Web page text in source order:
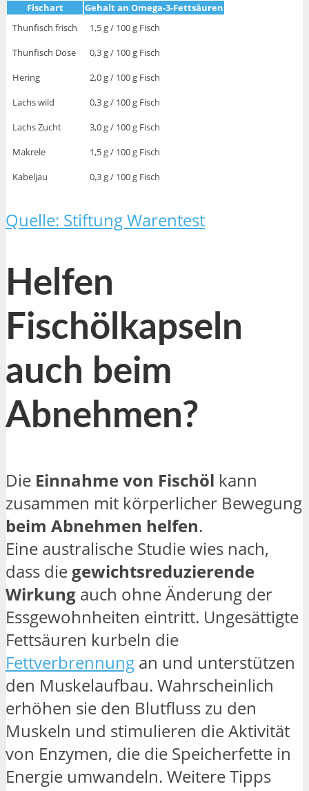
Fischart
Gehalt an Omega-3-Fettsäuren
Thunfisch frisch
1,5 g / 100 g Fisch
Thunfisch Dose
0,3 g / 100 g Fisch
Hering
2,0 g / 100 g Fisch
Lachs wild
0,3 g / 100 g Fisch
Lachs Zucht
3,0 g / 100 g Fisch
Makrele
1,5 g / 100 g Fisch
Kabeljau
0,3 g / 100 g Fisch
Quelle: Stiftung Warentest
Helfen
Fischölkapseln
auch beim
Abnehmen?
Die Einnahme von Fischöl kann
zusammen mit körperlicher Bewegung
beim Abnehmen helfen.
Eine australische Studie wies nach,
dass die gewichtsreduzierende
Wirkung auch ohne Änderung der
Essgewohnheiten eintritt. Ungesättigte
Fettsäuren kurbeln die
Fettverbrennung an und unterstützen
den Muskelaufbau. Wahrscheinlich
erhöhen sie den Blutfluss zu den
Muskeln und stimulieren die Aktivität
von Enzymen, die die Speicherfette in
Energie umwandeln. Weitere Tipps